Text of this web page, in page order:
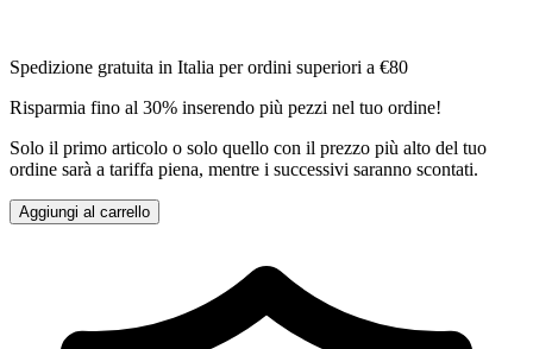
Spedizione gratuita in Italia per ordini superiori a €80
Risparmia fino al 30% inserendo più pezzi nel tuo ordine!
Solo il primo articolo o solo quello con il prezzo più alto del tuo
ordine sarà a tariffa piena, mentre i successivi saranno scontati.
Aggiungi al carrello